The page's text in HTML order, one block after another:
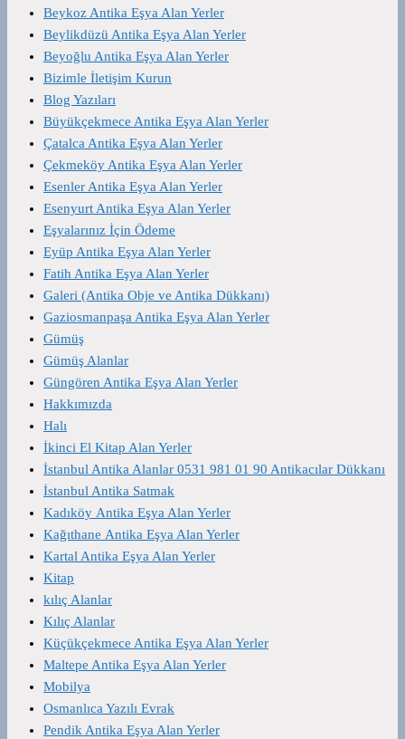
Beykoz Antika Eşya Alan Yerler
Beylikdüzü Antika Eşya Alan Yerler
Beyoğlu Antika Eşya Alan Yerler
Bizimle İletişim Kurun
Blog Yazıları
Büyükçekmece Antika Eşya Alan Yerler
Çatalca Antika Eşya Alan Yerler
Çekmeköy Antika Eşya Alan Yerler
Esenler Antika Eşya Alan Yerler
Esenyurt Antika Eşya Alan Yerler
Eşyalarınız İçin Ödeme
Eyüp Antika Eşya Alan Yerler
Fatih Antika Eşya Alan Yerler
Galeri (Antika Obje ve Antika Dükkanı)
Gaziosmanpaşa Antika Eşya Alan Yerler
Gümüş
Gümüş Alanlar
Güngören Antika Eşya Alan Yerler
Hakkımızda
Halı
İkinci El Kitap Alan Yerler
İstanbul Antika Alanlar 0531 981 01 90 Antikacılar Dükkanı
İstanbul Antika Satmak
Kadıköy Antika Eşya Alan Yerler
Kağıthane Antika Eşya Alan Yerler
Kartal Antika Eşya Alan Yerler
Kitap
kılıç Alanlar
Kılıç Alanlar
Küçükçekmece Antika Eşya Alan Yerler
Maltepe Antika Eşya Alan Yerler
Mobilya
Osmanlıca Yazılı Evrak
Pendik Antika Eşya Alan Yerler